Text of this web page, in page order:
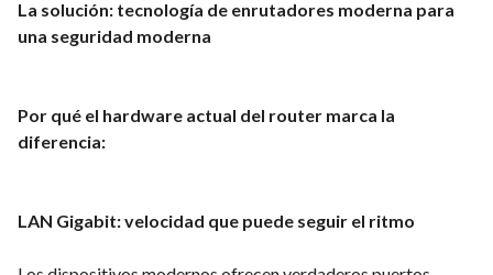
La solución: tecnología de enrutadores moderna para
una seguridad moderna
Por qué el hardware actual del router marca la
diferencia:
LAN Gigabit: velocidad que puede seguir el ritmo